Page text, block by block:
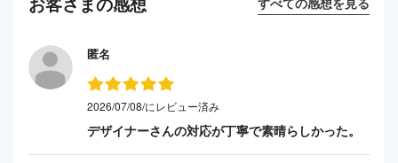
匿名
2026/07/08/にレビュー済み
デザイナーさんの対応が丁寧で素晴らしかった。